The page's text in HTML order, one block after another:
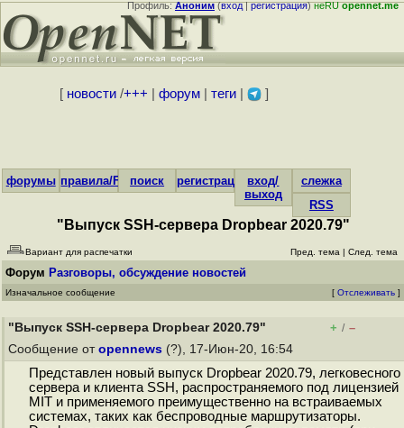
Профиль:Аноним(вход|регистрация)неRUopennet.me
[ новости/+++ форум| теги| ]
форумы правила/FAQпоиск регистрациявход/
выход
слежка
RSS
"Выпуск SSH-сервера Dropbear 2020.79"
Вариант для распечатки Пред. тема | След. тема
Форум Разговоры, обсуждение новостей
Изначальное сообщение [ Отслеживать ]
"Выпуск SSH-сервера Dropbear 2020.79" + / –
Сообщение от opennews (?), 17-Июн-20, 16:54
Представлен новый выпуск Dropbear 2020.79, легковесного
сервера и клиента SSH, распространяемого под лицензией
MIT и применяемого преимущественно на встраиваемых
системах, таких как беспроводные маршрутизаторы.